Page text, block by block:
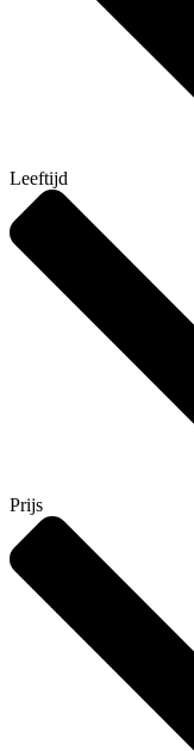
Leeftijd
Prijs